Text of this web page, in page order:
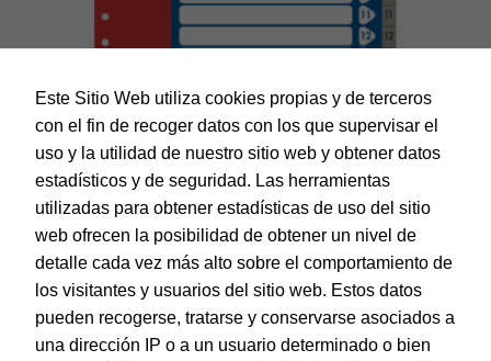
Dohe – Indice Basic Folio 1 al 20 Gris
EAN: 8421938902365
Este Sitio Web utiliza cookies propias y de terceros
con el fin de recoger datos con los que supervisar el
uso y la utilidad de nuestro sitio web y obtener datos
estadísticos y de seguridad. Las herramientas
utilizadas para obtener estadísticas de uso del sitio
web ofrecen la posibilidad de obtener un nivel de
detalle cada vez más alto sobre el comportamiento de
los visitantes y usuarios del sitio web. Estos datos
pueden recogerse, tratarse y conservarse asociados a
una dirección IP o a un usuario determinado o bien